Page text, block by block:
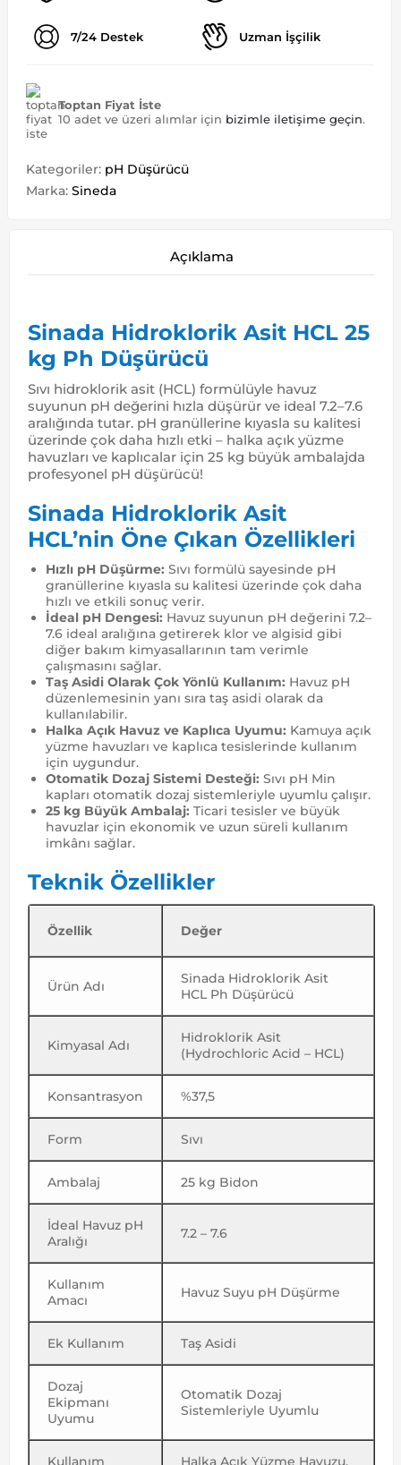
7/24 Destek Uzman İşçilik
Toptan Fiyat İste
10 adet ve üzeri alımlar için bizimle iletişime geçin.
Kategoriler: pH Düşürücü
Marka: Sineda
Açıklama
Sinada Hidroklorik Asit HCL 25
kg Ph Düşürücü
Sıvı hidroklorik asit (HCL) formülüyle havuz
suyunun pH değerini hızla düşürür ve ideal 7.2–7.6
aralığında tutar. pH granüllerine kıyasla su kalitesi
üzerinde çok daha hızlı etki – halka açık yüzme
havuzları ve kaplıcalar için 25 kg büyük ambalajda
profesyonel pH düşürücü!
Sinada Hidroklorik Asit
HCL’nin Öne Çıkan Özellikleri
Hızlı pH Düşürme: Sıvı formülü sayesinde pH
granüllerine kıyasla su kalitesi üzerinde çok daha
hızlı ve etkili sonuç verir.
İdeal pH Dengesi: Havuz suyunun pH değerini 7.2–
7.6 ideal aralığına getirerek klor ve algisid gibi
diğer bakım kimyasallarının tam verimle
çalışmasını sağlar.
Taş Asidi Olarak Çok Yönlü Kullanım: Havuz pH
düzenlemesinin yanı sıra taş asidi olarak da
kullanılabilir.
Halka Açık Havuz ve Kaplıca Uyumu: Kamuya açık
yüzme havuzları ve kaplıca tesislerinde kullanım
için uygundur.
Otomatik Dozaj Sistemi Desteği: Sıvı pH Min
kapları otomatik dozaj sistemleriyle uyumlu çalışır.
25 kg Büyük Ambalaj: Ticari tesisler ve büyük
havuzlar için ekonomik ve uzun süreli kullanım
imkânı sağlar.
Teknik Özellikler
Özellik Değer
Ürün Adı
Sinada Hidroklorik Asit
HCL Ph Düşürücü
Kimyasal Adı
Hidroklorik Asit
(Hydrochloric Acid – HCL)
Konsantrasyon %37,5
Form Sıvı
Ambalaj 25 kg Bidon
İdeal Havuz pH
Aralığı
7.2 – 7.6
Kullanım
Amacı
Havuz Suyu pH Düşürme
Ek Kullanım Taş Asidi
Dozaj
Ekipmanı
Uyumu
Otomatik Dozaj
Sistemleriyle Uyumlu
Kullanım Halka Açık Yüzme Havuzu,